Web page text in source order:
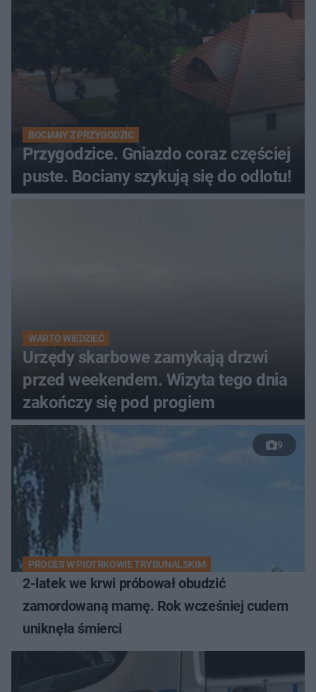
BOCIANY Z PRZYGODZIC
Przygodzice. Gniazdo coraz częściej
puste. Bociany szykują się do odlotu!
WARTO WIEDZIEĆ
Urzędy skarbowe zamykają drzwi
przed weekendem. Wizyta tego dnia
zakończy się pod progiem
9
PROCES W PIOTRKOWIE TRYBUNALSKIM
2-latek we krwi próbował obudzić
zamordowaną mamę. Rok wcześniej cudem
uniknęła śmierci